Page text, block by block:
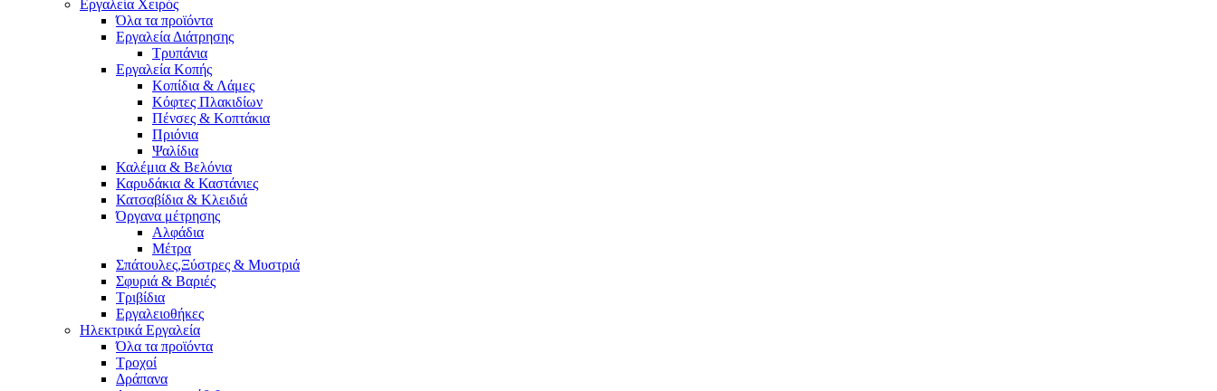
Εργαλεία Χειρός
Όλα τα προϊόντα
Εργαλεία Διάτρησης
Τρυπάνια
Εργαλεία Κοπής
Κοπίδια & Λάμες
Κόφτες Πλακιδίων
Πένσες & Κοπτάκια
Πριόνια
Ψαλίδια
Καλέμια & Βελόνια
Καρυδάκια & Καστάνιες
Κατσαβίδια & Κλειδιά
Όργανα μέτρησης
Αλφάδια
Μέτρα
Σπάτουλες,Ξύστρες & Μυστριά
Σφυριά & Βαριές
Τριβίδια
Εργαλειοθήκες
Ηλεκτρικά Εργαλεία
Όλα τα προϊόντα
Τροχοί
Δράπανα